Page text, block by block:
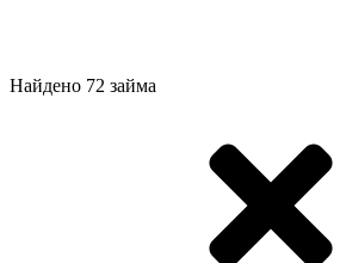
Найдено 72 займа